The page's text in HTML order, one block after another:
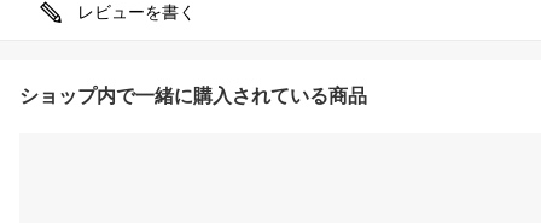
レビューを書く
ショップ内で一緒に購入されている商品